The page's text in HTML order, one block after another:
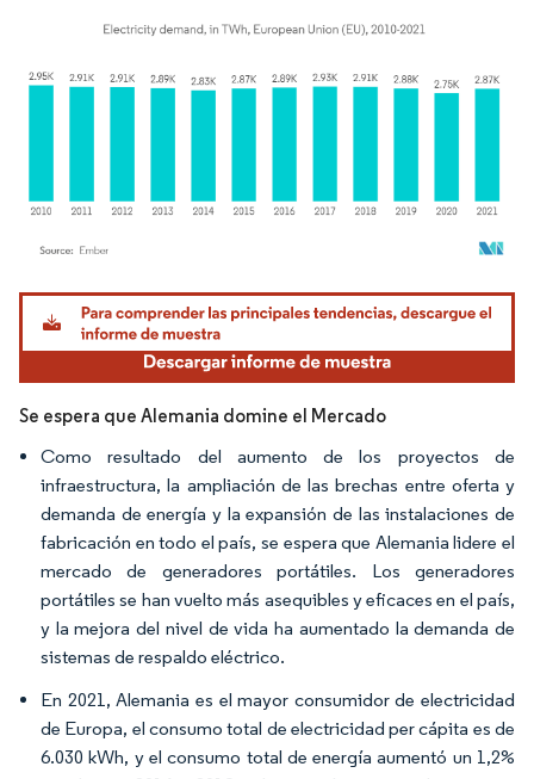
Imagen © Mordor Intelligence. El uso requiere atribución según CC BY 4.0.
Se espera que Alemania domine el Mercado
Como resultado del aumento de los proyectos de
infraestructura, la ampliación de las brechas entre oferta y
demanda de energía y la expansión de las instalaciones de
fabricación en todo el país, se espera que Alemania lidere el
mercado de generadores portátiles. Los generadores
portátiles se han vuelto más asequibles y eficaces en el país,
y la mejora del nivel de vida ha aumentado la demanda de
sistemas de respaldo eléctrico.
En 2021, Alemania es el mayor consumidor de electricidad
de Europa, el consumo total de electricidad per cápita es de
6.030 kWh, y el consumo total de energía aumentó un 1,2%